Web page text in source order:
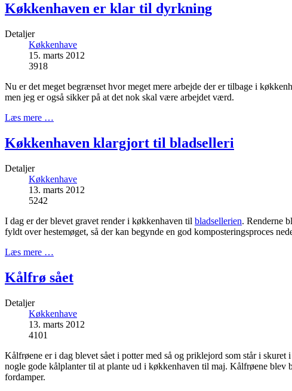
Køkkenhaven er klar til dyrkning
Detaljer
Køkkenhave
15. marts 2012
3918
Nu er det meget begrænset hvor meget mere arbejde der er tilbage i
men jeg er også sikker på at det nok skal være arbejdet værd.
Læs mere …
Køkkenhaven klargjort til bladselleri
Detaljer
Køkkenhave
13. marts 2012
5242
I dag er der blevet gravet render i køkkenhaven til bladsellerien. Renderne
fyldt over hestemøget, så der kan begynde en god komposteringsproces
Læs mere …
Kålfrø sået
Detaljer
Køkkenhave
13. marts 2012
4101
Kålfrøene er i dag blevet sået i potter med så og priklejord som står i
nogle gode kålplanter til at plante ud i køkkenhaven til maj. Kålfrøene blev
fordamper.